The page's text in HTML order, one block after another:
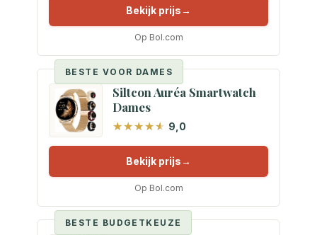
Bekijk prijs
Op Bol.com
BESTE VOOR DAMES
Siltcon Auréa Smartwatch
Dames
9,0
Bekijk prijs
Op Bol.com
BESTE BUDGETKEUZE